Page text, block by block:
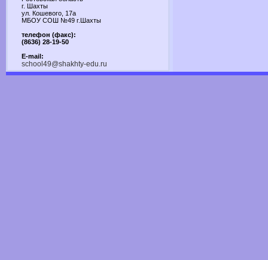
г. Шахты
ул. Кошевого, 17а
МБОУ СОШ №49 г.Шахты
телефон (факс):
(8636) 28-19-50
E-mail:
school49@shakhty-edu.ru